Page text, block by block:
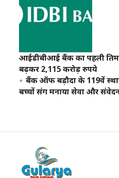
आईडीबीआई बैंक का पहली
बढ़कर 2,115 करोड़ रुपये
बैंक ऑफ बड़ौदा के 119वें
बच्चों संग मनाया सेवा और